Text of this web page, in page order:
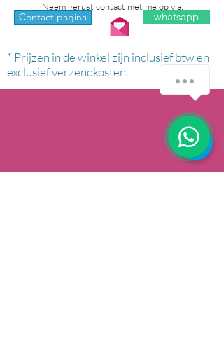
Neem gerust contact met me op via:
Contact pagina whatsapp
* Prijzen in de winkel zijn inclusief btw en
exclusief verzendkosten.